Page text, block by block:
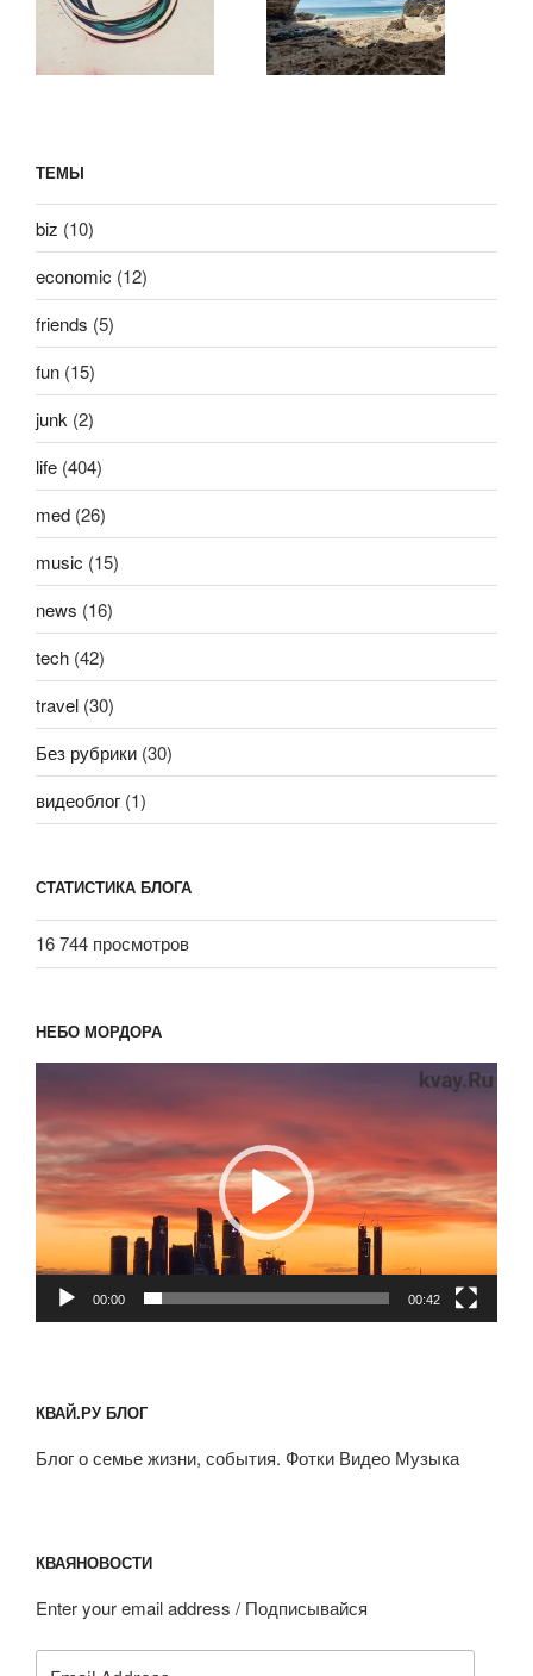
ТЕМЫ
biz (10)
economic (12)
friends (5)
fun (15)
junk (2)
life (404)
med (26)
music (15)
news (16)
tech (42)
travel (30)
Без рубрики (30)
видеоблог (1)
СТАТИСТИКА БЛОГА
16 744 просмотров
НЕБО МОРДОРА
00:00 00:42
КВАЙ.РУ БЛОГ
Блог о семье жизни, события. Фотки Видео Музыка
КВАЯНОВОСТИ
Enter your email address / Подписывайся